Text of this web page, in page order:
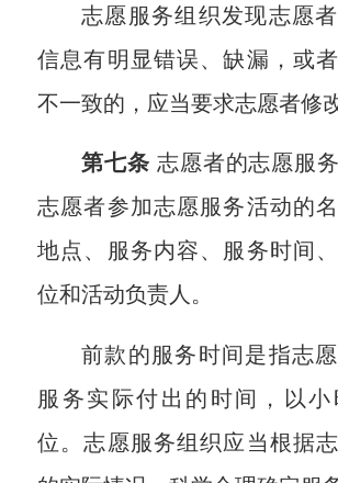
志愿服务组织发现志愿
信息有明显错误、缺漏，或
不一致的，应当要求志愿者修
第七条 志愿者的志愿服
志愿者参加志愿服务活动的名
地点、服务内容、服务时间
位和活动负责人。
前款的服务时间是指志
服务实际付出的时间，以
位。志愿服务组织应当根据